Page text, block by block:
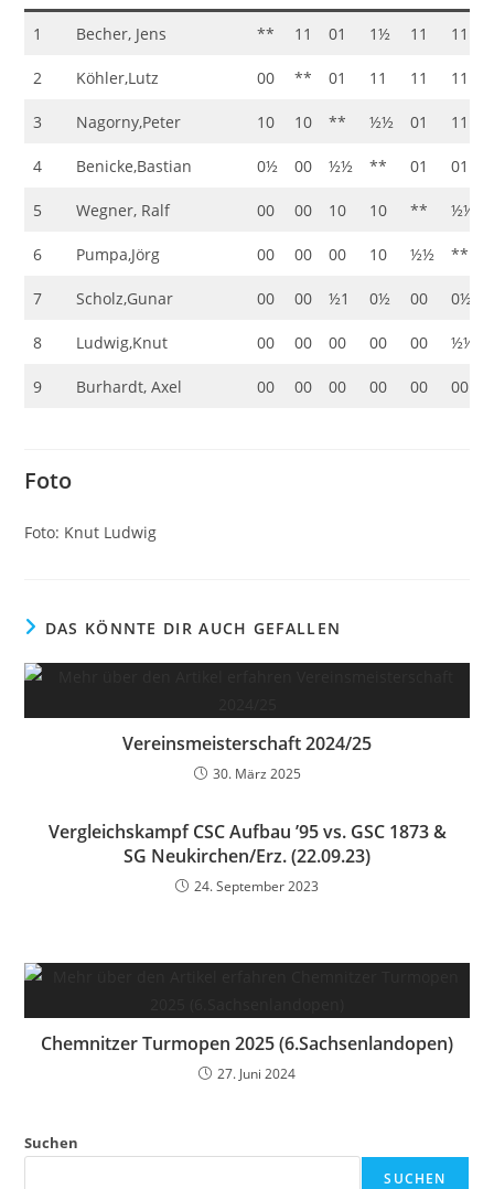
1 Becher, Jens ** 11 01 1½ 11 11
2 Köhler,Lutz 00 ** 01 11 11 11
3 Nagorny,Peter 10 10 ** ½½ 01 11
4 Benicke,Bastian 0½ 00 ½½ ** 01 01
5 Wegner, Ralf 00 00 10 10 ** ½½
6 Pumpa,Jörg 00 00 00 10 ½½ **
7 Scholz,Gunar 00 00 ½1 0½ 00 0½
8 Ludwig,Knut 00 00 00 00 00 ½½
9 Burhardt, Axel 00 00 00 00 00 00
Foto
Foto: Knut Ludwig
DAS KÖNNTE DIR AUCH GEFALLEN
Vereinsmeisterschaft 2024/25
30. März 2025
Vergleichskampf CSC Aufbau ’95 vs. GSC 1873 &
SG Neukirchen/Erz. (22.09.23)
24. September 2023
Chemnitzer Turmopen 2025 (6.Sachsenlandopen)
27. Juni 2024
Suchen
SUCHEN